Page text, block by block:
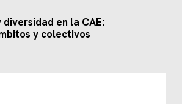
en la CAE:
y colectivos